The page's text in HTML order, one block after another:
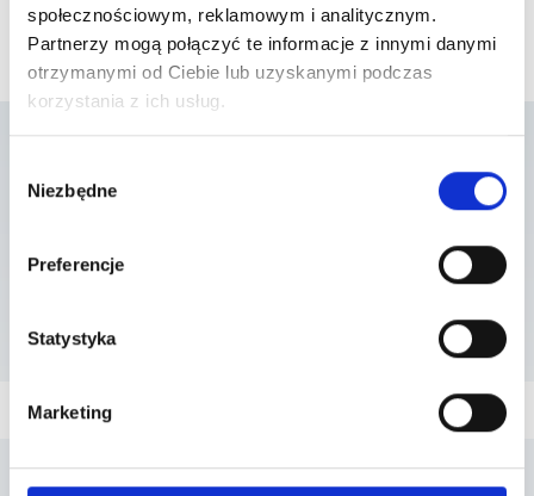
społecznościowym, reklamowym i analitycznym.
Partnerzy mogą połączyć te informacje z innymi danymi
otrzymanymi od Ciebie lub uzyskanymi podczas
korzystania z ich usług.
zgody
Niezbędne
Preferencje
Statystyka
Marketing
Lista placówek w
których usługa jest